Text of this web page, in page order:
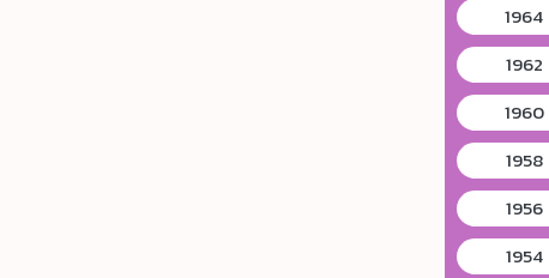
1964
1962
1960
1958
1956
1954